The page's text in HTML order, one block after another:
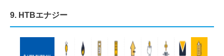
9. HTBエナジー